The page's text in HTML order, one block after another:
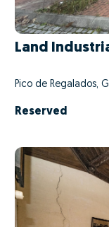
Land
Pico de Regalados,
Reserved